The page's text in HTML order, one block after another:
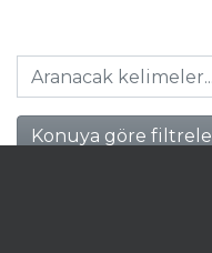
Konuya göre filtrele